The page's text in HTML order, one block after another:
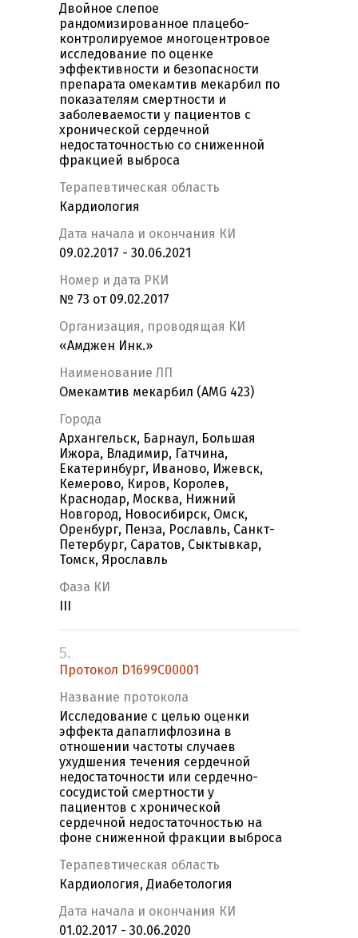
Двойное слепое
рандомизированное плацебо-
контролируемое многоцентровое
исследование по оценке
эффективности и безопасности
препарата омекамтив мекарбил по
показателям смертности и
заболеваемости у пациентов с
хронической сердечной
недостаточностью со сниженной
фракцией выброса
Терапевтическая область
Кардиология
Дата начала и окончания КИ
09.02.2017 - 30.06.2021
Номер и дата РКИ
№ 73 от 09.02.2017
Организация, проводящая КИ
«Амджен Инк.»
Наименование ЛП
Омекамтив мекарбил (AMG 423)
Города
Архангельск, Барнаул, Большая
Ижора, Владимир, Гатчина,
Екатеринбург, Иваново, Ижевск,
Кемерово, Киров, Королев,
Краснодар, Москва, Нижний
Новгород, Новосибирск, Омск,
Оренбург, Пенза, Рославль, Санкт-
Петербург, Саратов, Сыктывкар,
Томск, Ярославль
Фаза КИ
5.
Протокол D1699C00001
Название протокола
Исследование с целью оценки
эффекта дапаглифлозина в
отношении частоты случаев
ухудшения течения сердечной
недостаточности или сердечно-
сосудистой смертности у
пациентов с хронической
сердечной недостаточностью на
фоне сниженной фракции выброса
Терапевтическая область
Кардиология, Диабетология
Дата начала и окончания КИ
01.02.2017 - 30.06.2020